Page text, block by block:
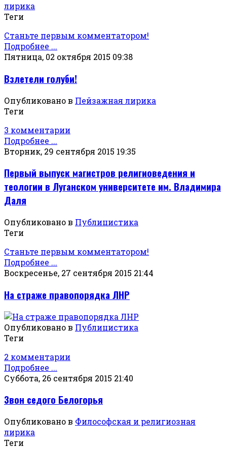
лирика
Теги
Станьте первым комментатором!
Подробнее ...
Пятница, 02 октября 2015 09:38
Взлетели голуби!
Опубликовано в Пейзажная лирика
Теги
3 комментарии
Подробнее ...
Вторник, 29 сентября 2015 19:35
Первый выпуск магистров религиоведения и
теологии в Луганском университете им. Владимира
Даля
Опубликовано в Публицистика
Теги
Станьте первым комментатором!
Подробнее ...
Воскресенье, 27 сентября 2015 21:44
На страже правопорядка ЛНР
Опубликовано в Публицистика
Теги
2 комментарии
Подробнее ...
Суббота, 26 сентября 2015 21:40
Звон седого Белогорья
Опубликовано в Философская и религиозная
лирика
Теги